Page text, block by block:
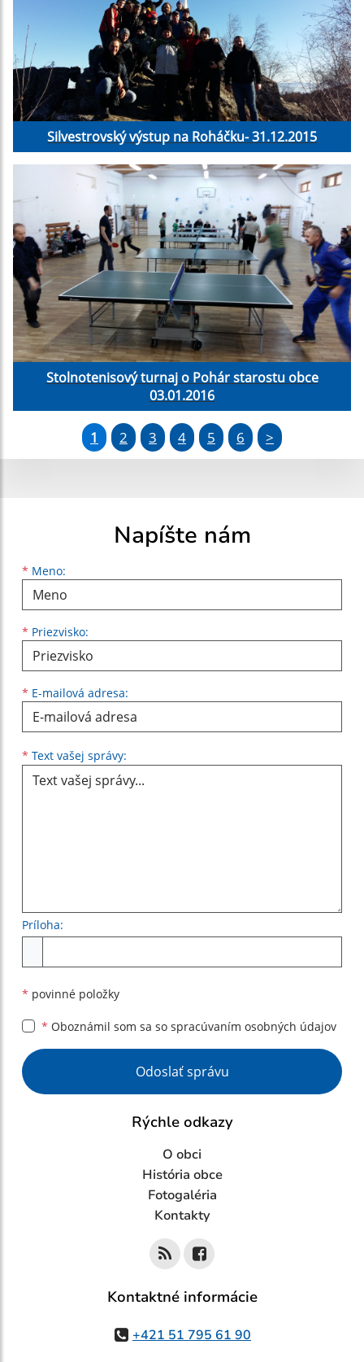
Silvestrovský výstup na Roháčku- 31.12.2015
Stolnotenisový turnaj o Pohár starostu obce
03.01.2016
1 2 3 4 5 6 >
Napíšte nám
* Meno:
Meno
* Priezvisko:
Priezvisko
* E-mailová adresa:
E-mailová adresa
* Text vašej správy:
Príloha:
* povinné položky
* Oboznámil som sa so spracúvaním osobných údajov
Google reCaptcha Response
Odoslať správu
Rýchle odkazy
O obci
História obce
Fotogaléria
Kontakty
Kontaktné informácie
+421 51 795 61 90